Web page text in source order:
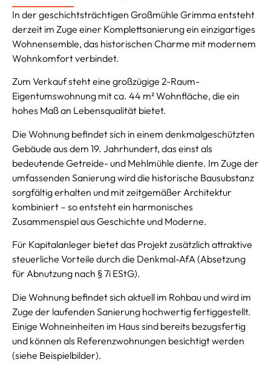
In der geschichtsträchtigen Großmühle Grimma entsteht
derzeit im Zuge einer Komplettsanierung ein einzigartiges
Wohnensemble, das historischen Charme mit modernem
Wohnkomfort verbindet.
Zum Verkauf steht eine großzügige 2-Raum-
Eigentumswohnung mit ca. 44 m² Wohnfläche, die ein
hohes Maß an Lebensqualität bietet.
Die Wohnung befindet sich in einem denkmalgeschützten
Gebäude aus dem 19. Jahrhundert, das einst als
bedeutende Getreide- und Mehlmühle diente. Im Zuge der
umfassenden Sanierung wird die historische Bausubstanz
sorgfältig erhalten und mit zeitgemäßer Architektur
kombiniert – so entsteht ein harmonisches
Zusammenspiel aus Geschichte und Moderne.
Für Kapitalanleger bietet das Projekt zusätzlich attraktive
steuerliche Vorteile durch die Denkmal-AfA (Absetzung
für Abnutzung nach § 7i EStG).
Die Wohnung befindet sich aktuell im Rohbau und wird im
Zuge der laufenden Sanierung hochwertig fertiggestellt.
Einige Wohneinheiten im Haus sind bereits bezugsfertig
und können als Referenzwohnungen besichtigt werden
(siehe Beispielbilder).